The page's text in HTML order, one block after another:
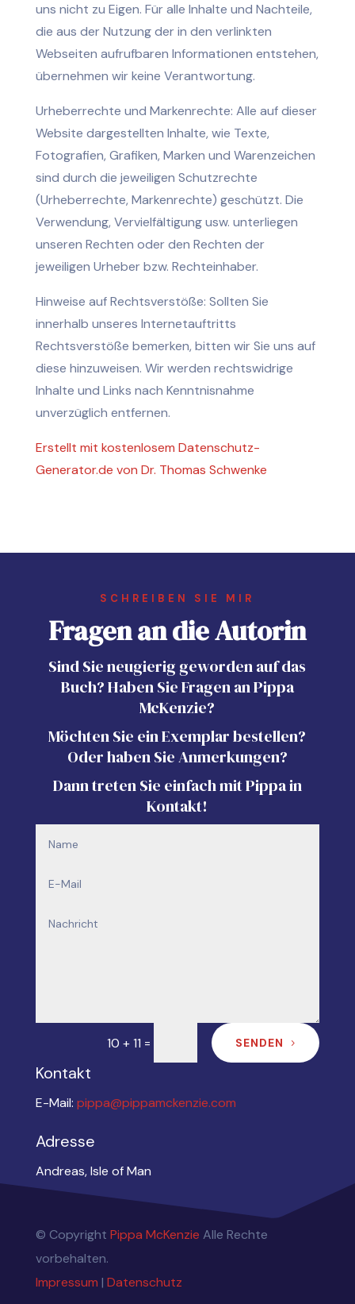
uns nicht zu Eigen. Für alle Inhalte und Nachteile,
die aus der Nutzung der in den verlinkten
Webseiten aufrufbaren Informationen entstehen,
übernehmen wir keine Verantwortung.
Urheberrechte und Markenrechte: Alle auf dieser
Website dargestellten Inhalte, wie Texte,
Fotografien, Grafiken, Marken und Warenzeichen
sind durch die jeweiligen Schutzrechte
(Urheberrechte, Markenrechte) geschützt. Die
Verwendung, Vervielfältigung usw. unterliegen
unseren Rechten oder den Rechten der
jeweiligen Urheber bzw. Rechteinhaber.
Hinweise auf Rechtsverstöße: Sollten Sie
innerhalb unseres Internetauftritts
Rechtsverstöße bemerken, bitten wir Sie uns auf
diese hinzuweisen. Wir werden rechtswidrige
Inhalte und Links nach Kenntnisnahme
unverzüglich entfernen.
Erstellt mit kostenlosem Datenschutz-
Generator.de von Dr. Thomas Schwenke
SCHREIBEN SIE MIR
Fragen an die Autorin
Sind Sie neugierig geworden auf das
Buch? Haben Sie Fragen an Pippa
McKenzie?
Möchten Sie ein Exemplar bestellen?
Oder haben Sie Anmerkungen?
Dann treten Sie einfach mit Pippa in
Kontakt!
10 + 11 = SENDEN
Kontakt
E-Mail: pippa@pippamckenzie.com
Adresse
Andreas, Isle of Man
© Copyright Pippa McKenzie Alle Rechte
vorbehalten.
Impressum | Datenschutz